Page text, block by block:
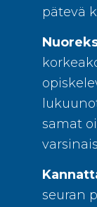
pätevä
samat
seuran